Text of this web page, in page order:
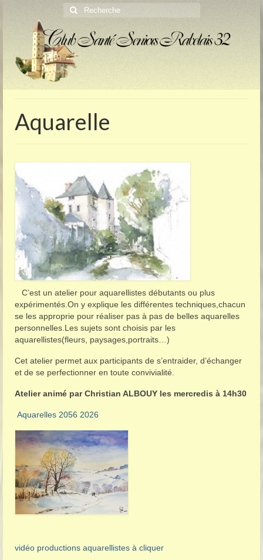
Rechercher
:
Aquarelle
C’est un atelier pour aquarellistes débutants ou plus
expérimentés.On y explique les différentes techniques,chacun
se les approprie pour réaliser pas à pas de belles aquarelles
personnelles.Les sujets sont choisis par les
aquarellistes(fleurs, paysages,portraits…)
Cet atelier permet aux participants de s’entraider, d’échanger
et de se perfectionner en toute convivialité.
Atelier animé par Christian ALBOUY les mercredis à 14h30
Aquarelles 2056 2026
vidéo productions aquarellistes à cliquer